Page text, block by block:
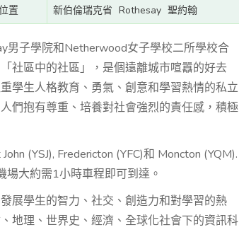
置 新伯倫瑞克省 Rothesay 聖約翰
男子學院和Netherwood女子學校二所學校合
社區中的社區」，是個遠離城市喧囂的好去
學生人格教育、勇氣、創意和學習熱情的私立
們抱有尊重、培養對社會強烈的責任感，積極
(YSJ), Fredericton (YFC)和 Moncton (YQM).
場大約需1小時車程即可到達。
展學生的智力、社交、創造力和對學習的熱
地理、世界史、經濟、全球化社會下的資訊科